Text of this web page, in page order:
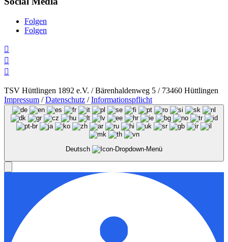
Folgen
Folgen



TSV Hüttlingen 1892 e.V. / Bärenhaldenweg 5 / 73460 Hüttlingen
Impressum /Datenschutz /Informationspflicht
Deutsch